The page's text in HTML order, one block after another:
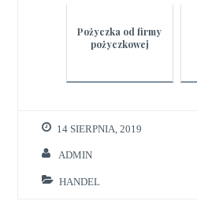
Pożyczka od firmy
pożyczkowej
14 SIERPNIA, 2019
ADMIN
HANDEL